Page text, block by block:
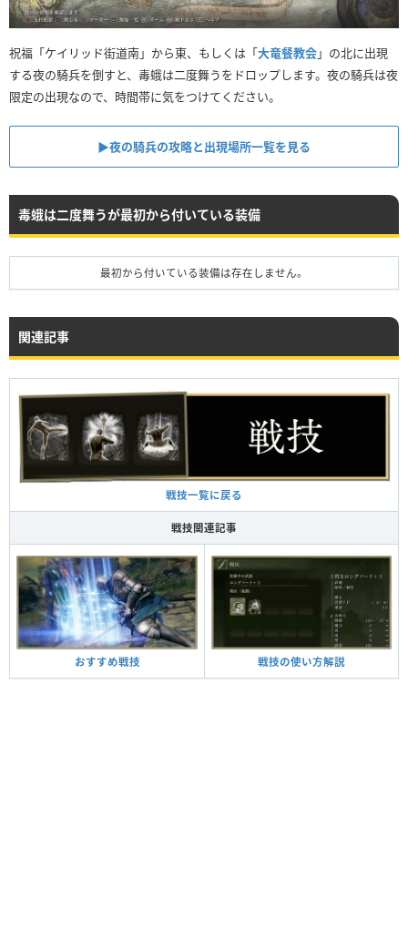
祝福「ケイリッド街道南」から東、もしくは「大竜餐教会」の北に出現
する夜の騎兵を倒すと、毒蛾は二度舞うをドロップします。夜の騎兵は夜
限定の出現なので、時間帯に気をつけてください。
▶︎夜の騎兵の攻略と出現場所一覧を見る
毒蛾は二度舞うが最初から付いている装備
最初から付いている装備は存在しません。
関連記事
戦技一覧に戻る
戦技関連記事
おすすめ戦技 戦技の使い方解説